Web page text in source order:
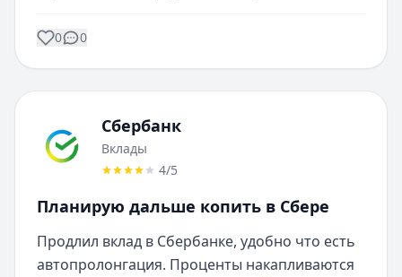
0 0
Сбербанк
Вклады
4/5
Планирую дальше копить в Сбере
Продлил вклад в Сбербанке, удобно что есть
автопролонгация. Проценты накапливаются